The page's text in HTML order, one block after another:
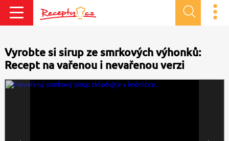
Vyrobte si sirup ze smrkových výhonků:
Recept na vařenou i nevařenou verzi